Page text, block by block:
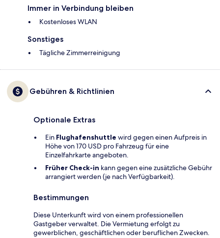
Immer in Verbindung bleiben
Kostenloses WLAN
Sonstiges
Tägliche Zimmerreinigung
Gebühren & Richtlinien
Optionale Extras
Ein Flughafenshuttle wird gegen einen Aufpreis in
Höhe von 170 USD pro Fahrzeug für eine
Einzelfahrkarte angeboten.
Früher Check-in kann gegen eine zusätzliche Gebühr
arrangiert werden (je nach Verfügbarkeit).
Bestimmungen
Diese Unterkunft wird von einem professionellen
Gastgeber verwaltet. Die Vermietung erfolgt zu
gewerblichen, geschäftlichen oder beruflichen Zwecken.